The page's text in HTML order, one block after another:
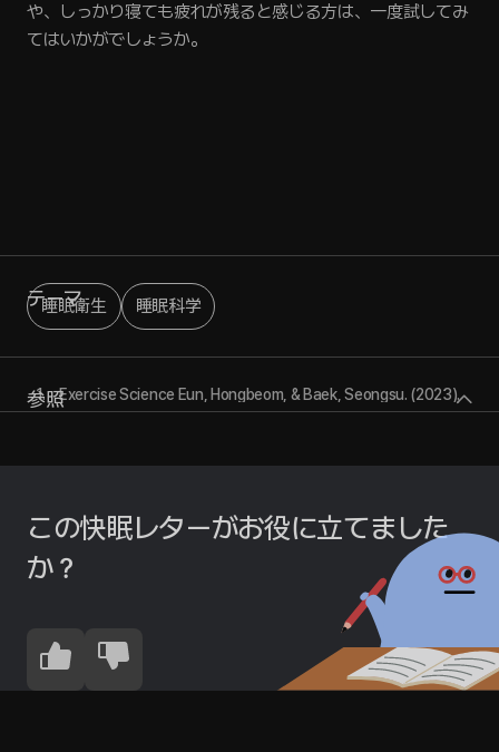
や、しっかり寝ても疲れが残ると感じる方は、一度試してみ
てはいかがでしょうか。
テーマ
睡眠衛生 睡眠科学
参照Exercise Science Eun, Hongbeom, & Baek, Seongsu. (2023).
The Effects of Exercise on Sleep in Middle-Aged and Older
Wellness, 17(1), 293–303.
Nursing Science Ahn, Juhyun. (2022). Effects of Exercise
Therapy on Cognitive Function, Depression, and Sleep in
Older Adults with Mild Cognitive Impairment: A Systematic
Review and Meta-Analysis [Doctoral dissertation, Kangwon
Sports Science Baek, Gwang. (2021). The Effects of Health
Beliefs on Sleep Disorders and Exercise Adherence in Older
Adults. Korean Journal of Sports Science, 30(2), 39–51.
この快眠レターがお役に立てました
か？